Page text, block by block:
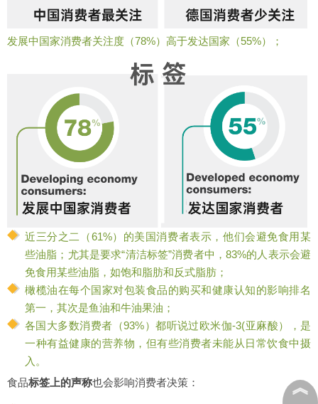
发展中国家消费者关注度（78%）高于发达国家（55%）；
近三分之二（61%）的美国消费者表示，他们会避免食用某
些油脂；尤其是要求“清洁标签”消费者中，83%的人表示会避
免食用某些油脂，如饱和脂肪和反式脂肪；
橄榄油在每个国家对包装食品的购买和健康认知的影响排名
第一，其次是鱼油和牛油果油；
各国大多数消费者（93%）都听说过欧米伽-3(亚麻酸），是
一种有益健康的营养物，但有些消费者未能从日常饮食中摄
入。
食品标签上的声称也会影响消费者决策：
︽